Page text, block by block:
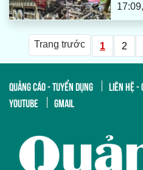
Trang trước 1 2
QUẢNG CÁO - TUYỂN DỤNG LIÊN HỆ -
YOUTUBE
GMAIL